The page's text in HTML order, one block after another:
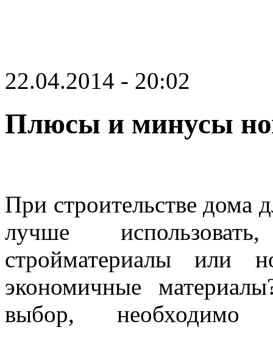
22.04.2014 - 20:02
Плюсы и минусы
При строительстве дома
лучше
стройматериалы или
экономичные
выбор,